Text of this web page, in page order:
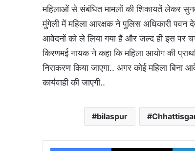
महिलाओं से संबंधित मामलों की शिकायतें लेकर
मुंगेली में महिला आरक्षक ने पुलिस अधिकारी पवन
आवेदनों को ले लिया गया है और जल्द ही इस पर
किरणमई नायक ने कहा कि महिला आयोग की
निराकरण किया जाएगा.. अगर कोई महिला
कार्यवाही की जाएगी..
bilaspur
Facebook X